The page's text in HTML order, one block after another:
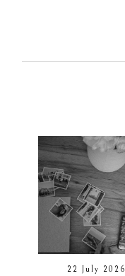
22 July 2026